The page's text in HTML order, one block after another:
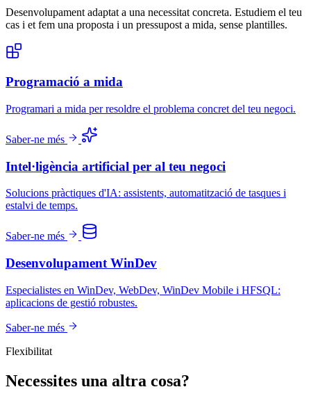
Desenvolupament adaptat a una necessitat concreta. Estudiem el teu
cas i et fem una proposta i un pressupost a mida, sense plantilles.
Programació a mida
Programari a mida per resoldre el problema concret del teu negoci.
Saber-ne més
Intel·ligència artificial per al teu negoci
Solucions pràctiques d'IA: assistents, automatització de tasques i
estalvi de temps.
Saber-ne més
Desenvolupament WinDev
Especialistes en WinDev, WebDev, WinDev Mobile i HFSQL:
aplicacions de gestió robustes.
Saber-ne més
Flexibilitat
Necessites una altra cosa?